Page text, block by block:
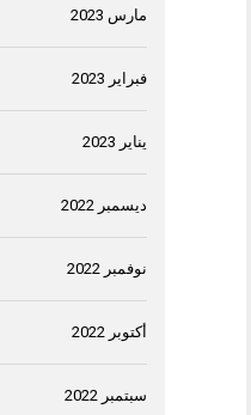
مارس 2023
فبراير 2023
يناير 2023
ديسمبر 2022
نوفمبر 2022
أكتوبر 2022
سبتمبر 2022